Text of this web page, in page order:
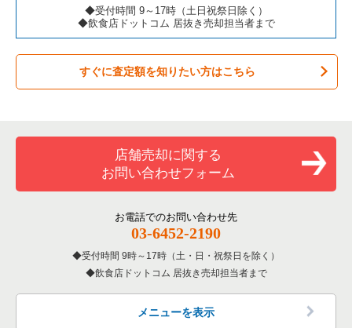
カラオケ・パブ・スナックの居抜き売却物件の案件一覧
バーの居抜き売却物件の案件一覧
居酒屋・ダイニングバーの居抜き売却物件の案件一覧
洋食の居抜き売却物件の案件一覧
その他の居抜き売却物件の案件一覧
横浜市都筑区の飲食店の居抜き売却物件の案件一覧
横浜市西区の飲食店の居抜き売却物件の案件一覧
川崎市宮前区の飲食店の居抜き売却物件の案件一覧
川崎市幸区の飲食店の居抜き売却物件の案件一覧
厚木市の飲食店の居抜き売却物件の案件一覧
中郡の飲食店の居抜き売却物件の案件一覧
三浦郡の飲食店の居抜き売却物件の案件一覧
神奈川県のカフェの居抜き売却物件の案件一覧
神奈川県のテイクアウトの居抜き売却物件の案件一覧
神奈川県のお弁当・惣菜・デリの居抜き売却物件の案件一覧
神奈川県のバーの居抜き売却物件の案件一覧
神奈川県の居酒屋・ダイニングバーの居抜き売却物件の案件一
神奈川県の専門料理の居抜き売却物件の案件一覧
神奈川県の和食の居抜き売却物件の案件一覧
神奈川県の洋食の居抜き売却物件の案件一覧
◆受付時間 9～17時（土日祝祭日除く）
◆飲食店ドットコム 居抜き売却担当者まで
すぐに査定額を知りたい方はこちら
店舗売却に関する
お問い合わせフォーム
お電話でのお問い合わせ先
03-6452-2190
受付時間 9時～17時（土・日・祝祭日を除く）
飲食店ドットコム 居抜き売却担当者まで
メニューを表示